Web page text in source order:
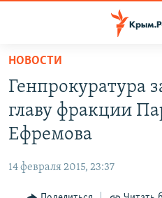
Вернуться
основному
содержанию
Вернутся
главной
навигации
Вернутся
СПЕЦПРОЕКТЫ
ГРУЗ 200
11 ЛЕТ ОККУПАЦИИ КРЫМА. 11
ВОДА
ЕЩЕ
НОВОСТИ
Генпрокуратура
главу фракции
Ефремова
14 февраля 2015, 23:37